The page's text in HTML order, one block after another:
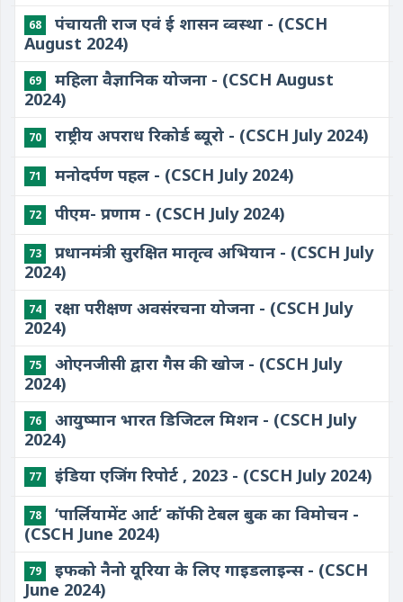
68
​पंचायती राज एवं ई शासन व्वस्था - (CSCH
August 2024)
69
​महिला वैज्ञानिक योजना - (CSCH August
2024)
70 राष्ट्रीय अपराध रिकोर्ड ब्यूरो - (CSCH July 2024)
71 मनोदर्पण पहल - (CSCH July 2024)
72 पीएम- प्रणाम - (CSCH July 2024)
73
प्रधानमंत्री सुरक्षित मातृत्‍व अभियान - (CSCH July
2024)
74
रक्षा परीक्षण अवसंरचना योजना - (CSCH July
2024)
75
ओएनजीसी द्वारा गैस की खोज - (CSCH July
2024)
76
आयुष्मान भारत डिजिटल मिशन - (CSCH July
2024)
77 ​इंडिया एजिंग रिपोर्ट , 2023 - (CSCH July 2024)
78
​‘पार्लियामेंट आर्ट’ कॉफी टेबल बुक का विमोचन -
(CSCH June 2024)
79
इफको नैनो यूरिया के लिए गाइडलाइन्स - (CSCH
June 2024)